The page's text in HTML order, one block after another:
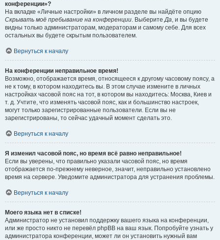
конференции»?
На вкладке «Личные настройки» в личном разделе вы найдёте опцию
Скрывать моё пребывание на конференции. ВыберитеДа, и вы будете
видны только администраторам, модераторам и самому себе. Для всех
остальных вы будете скрытым пользователем.
Вернуться к началу
На конференции неправильное время!
Возможно, отображается время, относящееся к другому часовому поясу, а
не к тому, в котором находитесь вы. В этом случае измените в личных
настройках часовой пояс на тот, в котором вы находитесь: Москва, Киев и
т. д. Учтите, что изменять часовой пояс, как и большинство настроек,
могут только зарегистрированные пользователи. Если вы не
зарегистрированы, то сейчас удачный момент сделать это.
Вернуться к началу
Я изменил часовой пояс, но время всё равно неправильное!
Если вы уверены, что правильно указали часовой пояс, но время
отображается по-прежнему неверное, значит, неправильно установлено
время на сервере. Уведомите администратора для устранения проблемы.
Вернуться к началу
Моего языка нет в списке!
Администратор не установил поддержку вашего языка на конференции,
или же просто никто не перевёл phpBB на ваш язык. Попробуйте узнать у
администратора конференции, может ли он установить нужный вам